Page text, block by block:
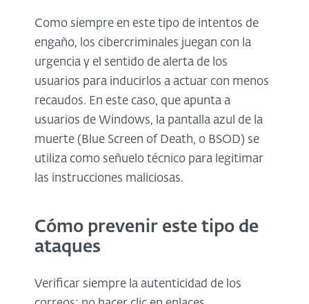
Como siempre en este tipo de intentos de
engaño, los cibercriminales juegan con la
urgencia y el sentido de alerta de los
usuarios para inducirlos a actuar con menos
recaudos. En este caso, que apunta a
usuarios de Windows, la pantalla azul de la
muerte (Blue Screen of Death, o BSOD) se
utiliza como señuelo técnico para legitimar
las instrucciones maliciosas.
Cómo prevenir este tipo de
ataques
Verificar siempre la autenticidad de los